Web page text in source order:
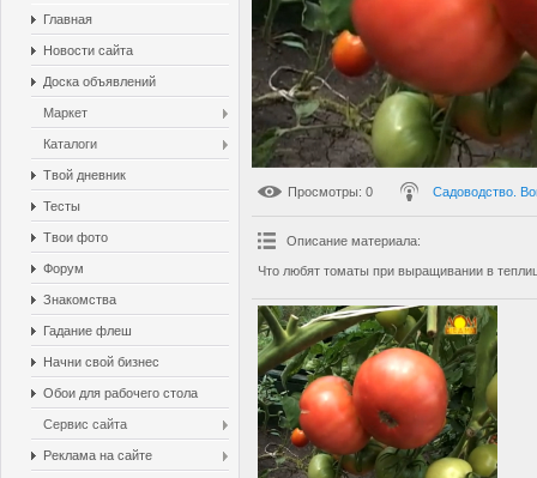
Главная
Новости сайта
Доска объявлений
Маркет
Каталоги
Твой дневник
Тесты
Твои фото
Форум
Знакомства
Гадание флеш
Начни свой бизнес
Обои для рабочего стола
Сервис сайта
Реклама на сайте
Просмотры: 0 Садоводство.
Описание материала:
Что любят томаты при выращивании в